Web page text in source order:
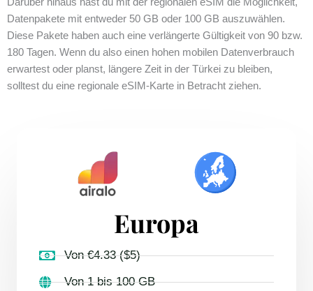
Darüber hinaus hast du mit der regionalen eSIM die Möglichkeit,
Datenpakete mit entweder 50 GB oder 100 GB auszuwählen.
Diese Pakete haben auch eine verlängerte Gültigkeit von 90 bzw.
180 Tagen. Wenn du also einen hohen mobilen Datenverbrauch
erwartest oder planst, längere Zeit in der Türkei zu bleiben,
solltest du eine regionale eSIM-Karte in Betracht ziehen.
Europa
Von €4.33 ($5)
Von 1 bis 100 GB